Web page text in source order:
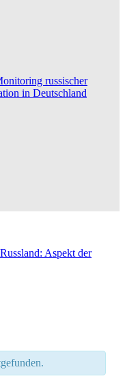
russischer
in Deutschland
Aspekt der